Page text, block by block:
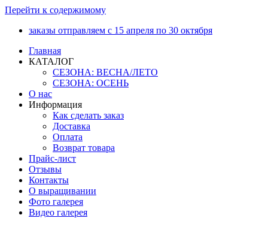
Перейти к содержимому
заказы отправляем с 15 апреля по 30 октября
Главная
КАТАЛОГ
СЕЗОНА: ВЕСНА/ЛЕТО
СЕЗОНА: ОСЕНЬ
О нас
Информация
Как сделать заказ
Доставка
Оплата
Возврат товара
Прайс-лист
Отзывы
Контакты
О выращивании
Фото галерея
Видео галерея